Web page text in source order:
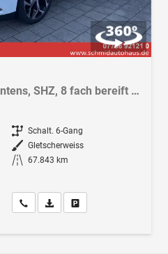
IV, 1.3 TCe 140, Grand Intens, SHZ, 8 fach bereift Alu, Navi, Klima, LED, Keyless
Getriebe Schalt. 6-Gang
Außenfarbe Gletscherweiss
Kilometerstand 67.843 km
Wir rufen Sie anFahrzeugexposé (PDF)